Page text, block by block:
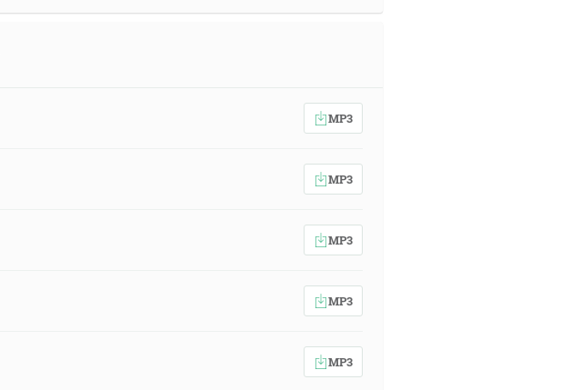
MP3
MP3
MP3
MP3
MP3